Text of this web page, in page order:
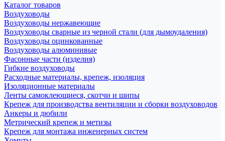
Каталог товаров
Воздуховоды
Воздуховоды нержавеющие
Воздуховоды сварные из черной стали (для дымоудаления)
Воздуховоды оцинкованные
Воздуховоды алюминивые
Фасонные части (изделия)
Гибкие воздуховоды
Расходные материалы, крепеж, изоляция
Изоляционные материалы
Ленты самоклеющиеся, скотчи и шипы
Крепеж для производства вентиляции и сборки воздуховодов
Анкеры и дюбили
Метрический крепеж и метизы
Крепеж для монтажа инженерных систем